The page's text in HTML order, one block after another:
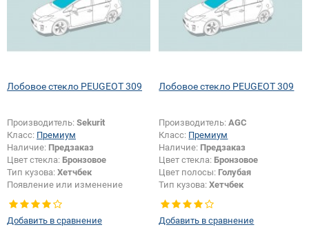
Лобовое стекло PEUGEOT 309
Производитель: Sekurit
Класс: Премиум
Наличие: Предзаказ
Цвет стекла: Бронзовое
Тип кузова: Хетчбек
Появление или изменение
Добавить в сравнение
Лобовое стекло PEUGEOT 309
Производитель:AGC
Класс: Премиум
Наличие: Предзаказ
Цвет стекла: Бронзовое
Цвет полосы: Голубая
Тип кузова:Хетчбек
Добавить в сравнение